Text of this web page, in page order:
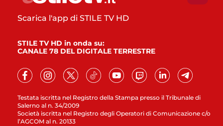
Testata iscritta nel Registro della Stampa presso il Tribunale di
Salerno al n. 34/2009
Società iscritta nel Registro degli Operatori di Comunicazione c/o
l’AGCOM al n. 20133
Scarica l'app di STILE TV HD
STILE TV HD in onda su:
CANALE 78 DEL DIGITALE TERRESTRE